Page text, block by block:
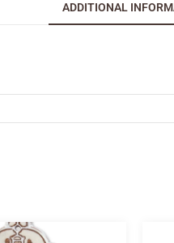
ADDITIONAL